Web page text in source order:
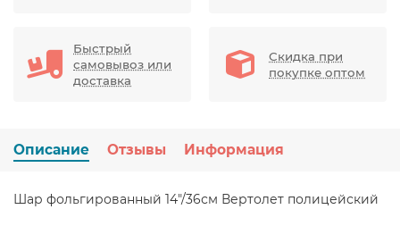
Быстрый
самовывоз или
доставка
Скидка при
покупке оптом
Описание Отзывы Информация
Шар фольгированный 14"/36см Вертолет полицейский